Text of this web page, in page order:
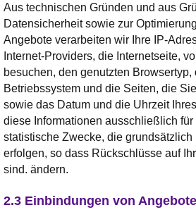
Aus technischen Gründen und aus
Datensicherheit sowie zur
Angebote verarbeiten wir Ihre IP-
Internet-Providers, die Internetseite,
besuchen, den genutzten
Betriebssystem und die Seiten, die
sowie das Datum und die Uhrzeit
diese Informationen ausschließlich für
statistische Zwecke, die
erfolgen, so dass Rückschlüsse auf
sind. ändern.
2.3 Einbindungen von